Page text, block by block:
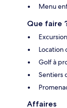
Menu
Que faire
Location
Golf à
Sentiers
Affaires